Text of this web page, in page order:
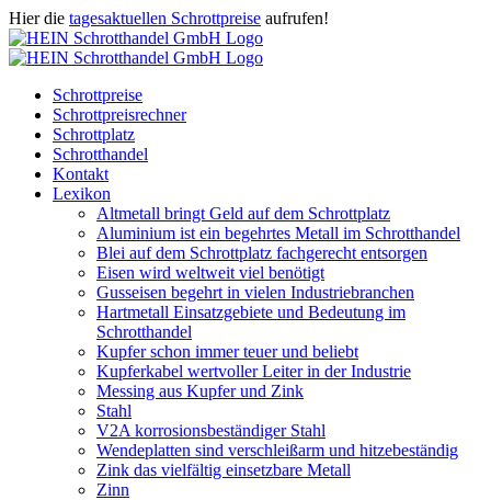
Zum
Inhalt
springen
Hier die tagesaktuellen Schrottpreise aufrufen!
Facebook
Instagram
WhatsApp
Twitter
E-
Mail
Schrottpreise
Schrottpreisrechner
Schrottplatz
Schrotthandel
Kontakt
Lexikon
Altmetall bringt Geld auf dem Schrottplatz
Aluminium ist ein begehrtes Metall im Schrotthandel
Blei auf dem Schrottplatz fachgerecht entsorgen
Eisen wird weltweit viel benötigt
Gusseisen begehrt in vielen Industriebranchen
Hartmetall Einsatzgebiete und Bedeutung im
Schrotthandel
Kupfer schon immer teuer und beliebt
Kupferkabel wertvoller Leiter in der Industrie
Messing aus Kupfer und Zink
Stahl
V2A korrosionsbeständiger Stahl
Wendeplatten sind verschleißarm und hitzebeständig
Zink das vielfältig einsetzbare Metall
Zinn